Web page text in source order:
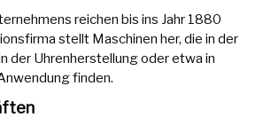
reichen bis ins Jahr 1880
stellt Maschinen her, die in der
der Uhrenherstellung oder etwa in
finden.